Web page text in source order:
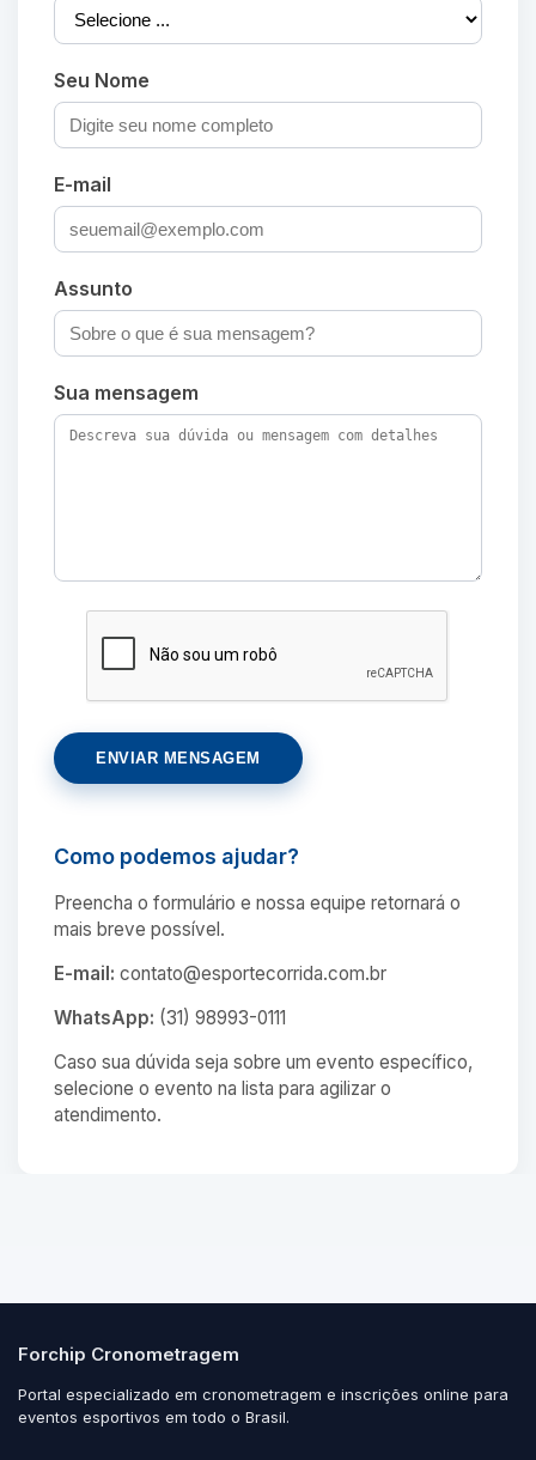
Seu Nome
E-mail
Assunto
Sua mensagem
ENVIAR MENSAGEM
Como podemos ajudar?
Preencha o formulário e nossa equipe retornará o
mais breve possível.
E-mail: contato@esportecorrida.com.br
WhatsApp: (31) 98993-0111
Caso sua dúvida seja sobre um evento específico,
selecione o evento na lista para agilizar o
atendimento.
Forchip Cronometragem
Portal especializado em cronometragem e inscrições online para
eventos esportivos em todo o Brasil.